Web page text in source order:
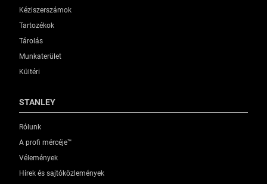
Kéziszerszámok
Tartozékok
Tárolás
Munkaterület
Kültéri
STANLEY
Rólunk
A profi mércéje™
Vélemények
Hírek és sajtóközlemények